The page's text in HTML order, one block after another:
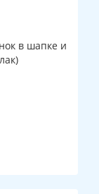
в шапке и